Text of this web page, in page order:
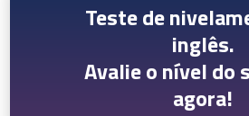
Teste de
inglês.
Avalie o nível do
agora!